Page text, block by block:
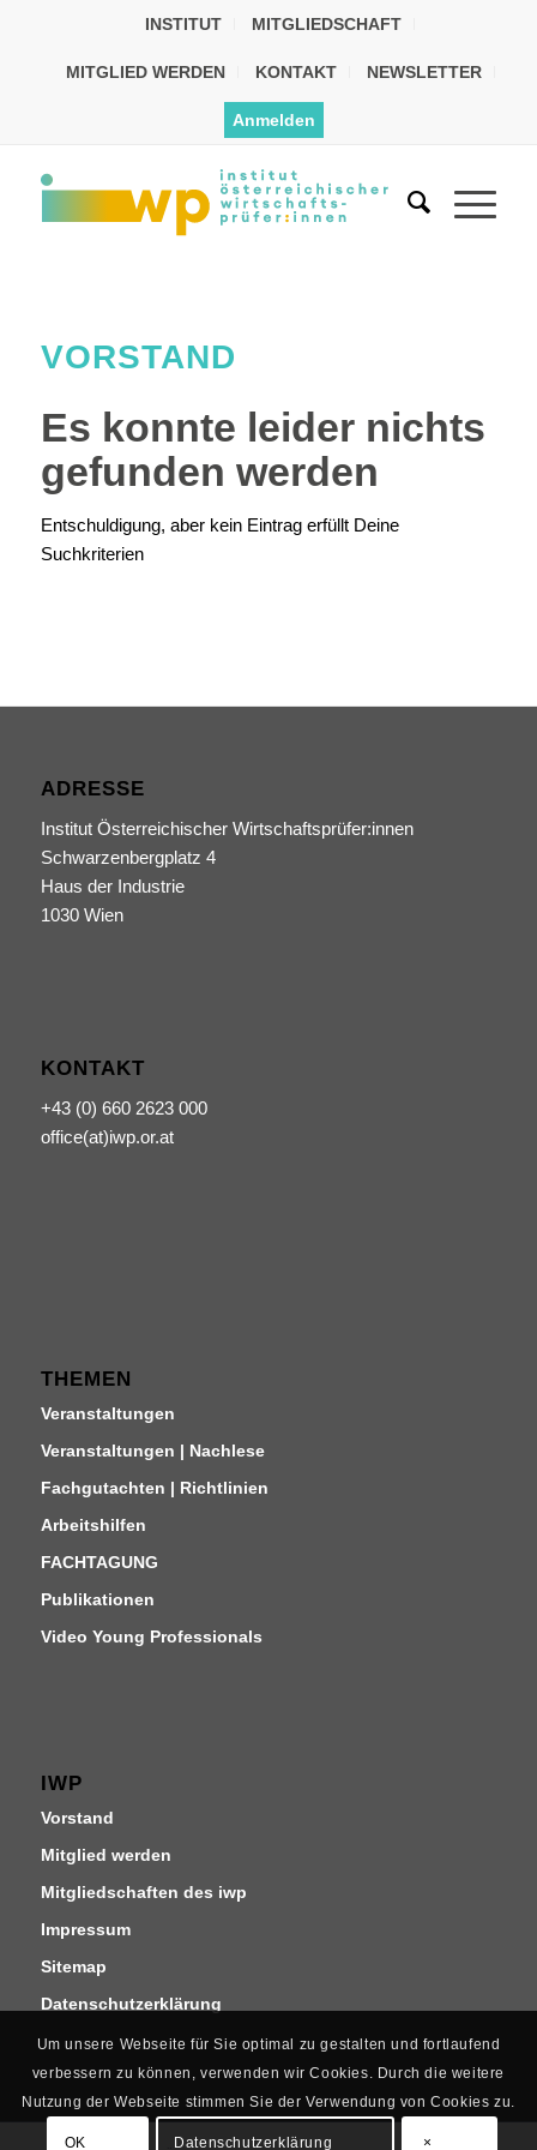
INSTITUT MITGLIEDSCHAFT
MITGLIED WERDEN KONTAKT NEWSLETTER
Anmelden
VORSTAND
Es konnte leider nichts
gefunden werden
Entschuldigung, aber kein Eintrag erfüllt Deine
Suchkriterien
ADRESSE
Institut Österreichischer Wirtschaftsprüfer:innen
Schwarzenbergplatz 4
Haus der Industrie
1030 Wien
KONTAKT
+43 (0) 660 2623 000
office(at)iwp.or.at
THEMEN
Veranstaltungen
Veranstaltungen | Nachlese
Fachgutachten | Richtlinien
Arbeitshilfen
FACHTAGUNG
Publikationen
Video Young Professionals
IWP
Vorstand
Mitglied werden
Mitgliedschaften des iwp
Impressum
Sitemap
Datenschutzerklärung
Um unsere Webseite für Sie optimal zu gestalten und fortlaufend
verbessern zu können, verwenden wir Cookies. Durch die weitere
Nutzung der Webseite stimmen Sie der Verwendung von Cookies zu.
OK Datenschutzerklärung ×